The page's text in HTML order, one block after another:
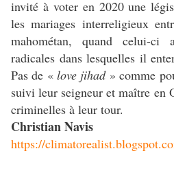
invité à voter en 2020 une
les mariages interreligieux
mahométan, quand celui-ci
radicales dans lesquelles il
Pas de «love jihad» comme
suivi leur seigneur et maître en
criminelles à leur tour.
Christian Navis
https://